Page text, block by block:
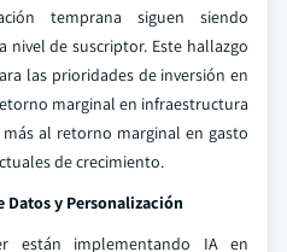
temprana siguen siendo
de suscriptor. Este hallazgo
las prioridades de inversión en
marginal en infraestructura
al retorno marginal en gasto
de crecimiento.
y Personalización
están implementando IA en